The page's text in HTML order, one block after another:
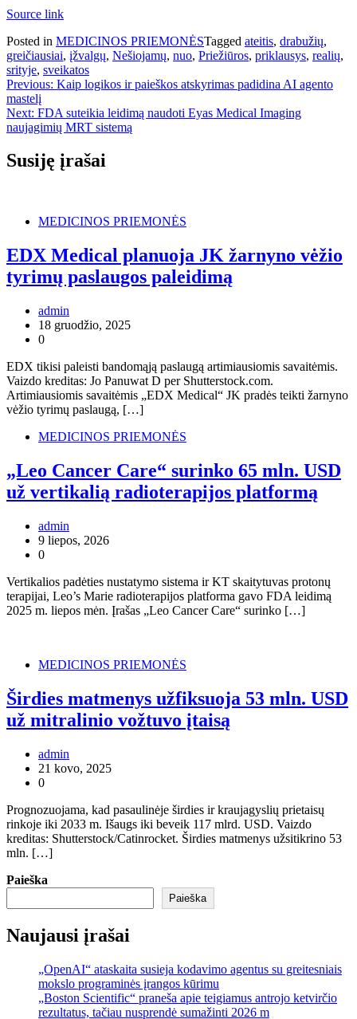
Source link
Posted in MEDICINOS PRIEMONĖSTagged ateitis, drabužių,
greičiausiai, įžvalgų, Nešiojamų, nuo, Priežiūros, priklausys, realių,
srityje, sveikatos
Navigacija
tarp
įrašų
Previous: Kaip logikos ir paieškos atskyrimas padidina AI agento
mastelį
Next: FDA suteikia leidimą naudoti Eyas Medical Imaging
naujagimių MRT sistemą
Susiję įrašai
MEDICINOS PRIEMONĖS
EDX Medical planuoja JK žarnyno vėžio
tyrimų paslaugos paleidimą
admin
18 gruodžio, 2025
0
EDX tikisi paleisti bandomąją paslaugą artimiausiomis savaitėmis.
Vaizdo kreditas: Jo Panuwat D per Shutterstock.com.
Artimiausiomis savaitėmis „EDX Medical“ JK pradės teikti žarnyno
vėžio tyrimų paslaugą, […]
MEDICINOS PRIEMONĖS
„Leo Cancer Care“ surinko 65 mln. USD
už vertikalią radioterapijos platformą
admin
9 liepos, 2026
0
Vertikalios padėties nustatymo sistema ir KT skaitytuvas protonų
terapijai, Leo’s Marie radioterapijos platforma gavo FDA leidimą
2025 m. liepos mėn. Įrašas „Leo Cancer Care“ surinko […]
MEDICINOS PRIEMONĖS
Širdies matmenys užfiksuoja 53 mln. USD
už mitralinio vožtuvo įtaisą
admin
21 kovo, 2025
0
Prognozuojama, kad pasaulinėje širdies ir kraujagyslių prietaisų
rinkoje iki 2033 m. Išaugs iki beveik 117 mlrd. USD. Vaizdo
kreditas: Shutterstock/Catinrocket. Širdies matmenys užsitikrino 53
mln. […]
Paieška
Paieška
Naujausi įrašai
„OpenAI“ ataskaita susieja kodavimo agentus su greitesniais
mokslo programinės įrangos kūrimu
„Boston Scientific“ praneša apie teigiamus antrojo ketvirčio
rezultatus, tačiau nusprendė sumažinti 2026 m